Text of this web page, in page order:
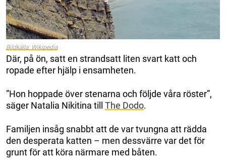
Bildkälla: Wikipedia
Där, på ön, satt en strandsatt liten svart katt och
ropade efter hjälp i ensamheten.
”Hon hoppade över stenarna och följde våra röster”,
säger Natalia Nikitina till The Dodo.
Familjen insåg snabbt att de var tvungna att rädda
den desperata katten – men dessvärre var det för
grunt för att köra närmare med båten.